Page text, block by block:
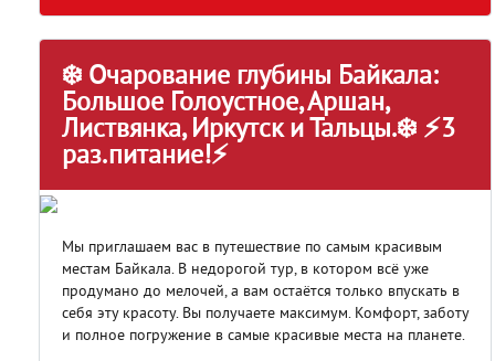
❄️ Очарование глубины Байкала:
Большое Голоустное, Аршан,
Листвянка, Иркутск и Тальцы.❄️ ⚡3
раз.питание!⚡
Мы приглашаем вас в путешествие по самым красивым
местам Байкала. В недорогой тур, в котором всё уже
продумано до мелочей, а вам остаётся только впускать в
себя эту красоту. Вы получаете максимум. Комфорт, заботу
и полное погружение в самые красивые места на планете.